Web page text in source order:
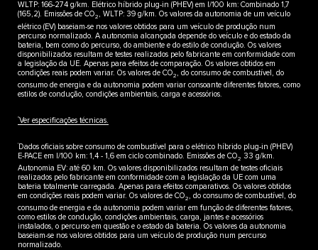
WLTP: 166-274 g/km. Elétrico híbrido plug-in (PHEV) em l/100 km: Combinado 1,7
(165,2). Emissões de CO2, WLTP: 39 g/km. Os valores da autonomia de um veículo
elétrico (EV) baseiam-se nos valores obtidos para um veículo de produção num
percurso normalizado. A autonomia alcançada depende do veículo e do estado da
bateria, bem como do percurso, do ambiente e do estilo de condução. Os valores
disponibilizados resultam de testes realizados pelo fabricante em conformidade com
a legislação da UE. Apenas para efeitos de comparação. Os valores obtidos em
condições reais podem variar. Os valores de CO2
, do consumo de combustível, do
consumo de energia e da autonomia podem variar consoante diferentes fatores, como
estilos de condução, condições ambientais, carga e acessórios.
††Ver especificações técnicas.
† Dados oficiais sobre consumo de combustível para o elétrico híbrido plug-in (PHEV)
E-PACE em l/100 km: 1,4 - 1,6 em ciclo combinado. Emissões de CO2 33 g/km.
Autonomia EV: até 60 km. Os valores disponibilizados resultam de testes oficiais
realizados pelo fabricante em conformidade com a legislação da UE com uma
bateria totalmente carregada. Apenas para efeitos comparativos. Os valores obtidos
em condições reais podem variar. Os valores de CO2
, do consumo de combustível, do
consumo de energia e da autonomia podem variar em função de diferentes fatores,
como estilos de condução, condições ambientais, carga, jantes e acessórios
instalados, o percurso em questão e o estado da bateria. Os valores da autonomia
baseiam-se nos valores obtidos para um veículo de produção num percurso
normalizado.